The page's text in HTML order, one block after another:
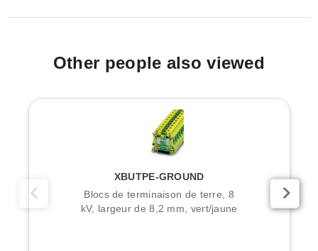
Other people also viewed
XBUTPE-GROUND
Blocs de terminaison de terre, 8
kV, largeur de 8,2 mm, vert/jaune